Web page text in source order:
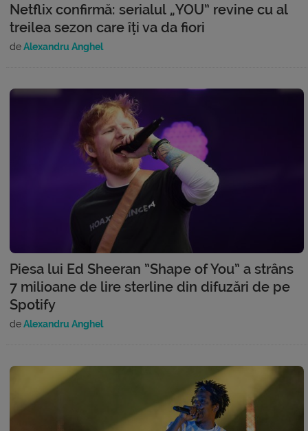
Netflix confirmă: serialul „YOU” revine cu al
treilea sezon care îți va da fiori
deAlexandru Anghel
Piesa lui Ed Sheeran ”Shape of You” a strâns
7 milioane de lire sterline din difuzări de pe
Spotify
deAlexandru Anghel